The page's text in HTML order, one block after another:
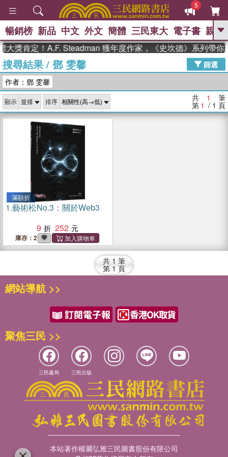
5
GO
高希均教授回憶錄
、 The Odyssey 、 父親節 、 如果歷
獎 臺灣漫遊錄 、 方念華 、 台灣的李
登輝時代
數學女孩：黎曼猜想 、
偉大的迷走神經
暢銷榜 新品 中文 外文 簡體 三民東大 電子書 親子
獎肯定！A.F. Steadman 獲年度作家，《史坎德》系列帶你
搜尋結果/ 鄧 雯馨
篩選
作者：鄧 雯馨
顯示 排序 共 1 筆
第 1 / 1 頁
滿額折
1.藝術松No.3：關於Web3
9
252
庫存：2
共 1 筆
第 1 頁
網站導航 >>
聚焦三民 >>
三民書局 三民出版
本站著作權屬弘雅三民圖書股份有限公司